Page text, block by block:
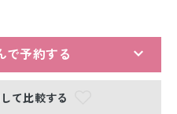
で予約する
て比較する